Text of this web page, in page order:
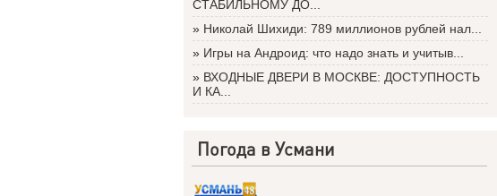
СТАБИЛЬНОМУ ДО...
» Николай Шихиди: 789 миллионов рублей нал...
» Игры на Андроид: что надо знать и учитыв...
» ВХОДНЫЕ ДВЕРИ В МОСКВЕ: ДОСТУПНОСТЬ
И КА...
Погода в Усмани